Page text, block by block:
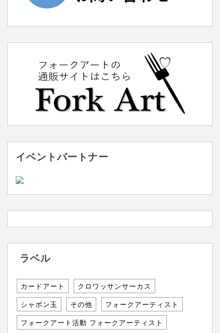
イベントパートナー
ラベル
カードアート クロワッサンサーカス
シャボン玉 その他 フォークアーティスト
フォークアート活動 フォークアーティスト